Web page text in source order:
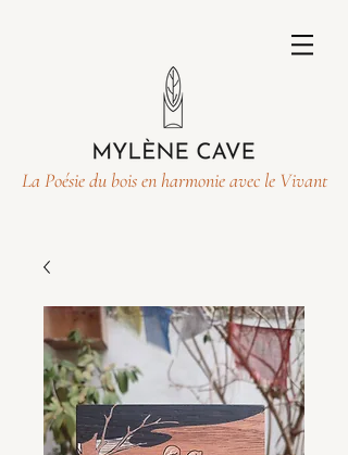
La Poésie du bois en harmonie avec le Vivant